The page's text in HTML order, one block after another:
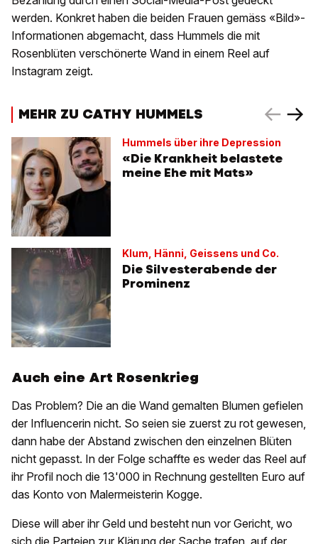
werden. Konkret haben die beiden Frauen gemäss «Bild»-
Informationen abgemacht, dass Hummels die mit
Rosenblüten verschönerte Wand in einem Reel auf
Instagram zeigt.
MEHR ZU CATHY HUMMELS
Hummels über ihre Depression
«Die Krankheit belastete
meine Ehe mit Mats»
Klum, Hänni, Geissens und Co.
Die Silvesterabende der
Prominenz
Auch eine Art Rosenkrieg
Das Problem? Die an die Wand gemalten Blumen gefielen
der Influencerin nicht. So seien sie zuerst zu rot gewesen,
dann habe der Abstand zwischen den einzelnen Blüten
nicht gepasst. In der Folge schaffte es weder das Reel auf
ihr Profil noch die 13'000 in Rechnung gestellten Euro auf
das Konto von Malermeisterin Kogge.
Diese will aber ihr Geld und besteht nun vor Gericht, wo